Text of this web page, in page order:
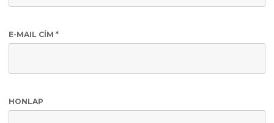
E-MAIL CÍM *
HONLAP